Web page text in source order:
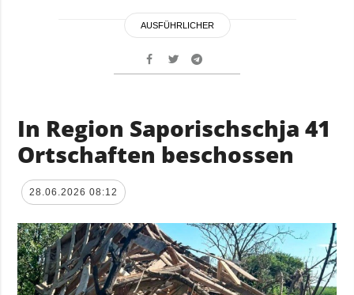
AUSFÜHRLICHER
In Region Saporischschja 41
Ortschaften beschossen
28.06.2026 08:12